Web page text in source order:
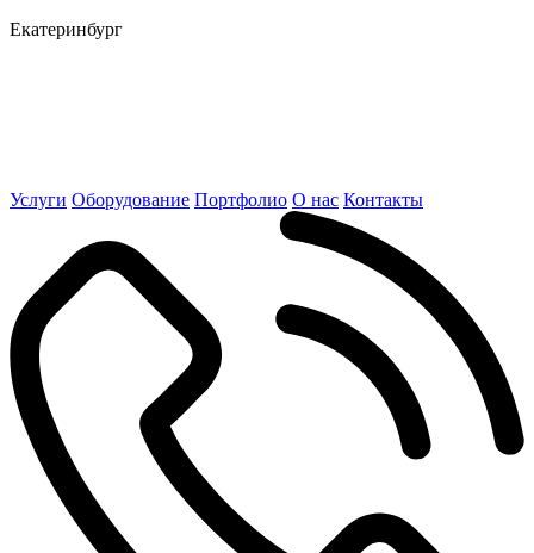
Екатеринбург
Услуги Оборудование Портфолио О нас Контакты